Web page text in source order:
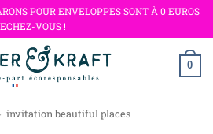
POUR ENVELOPPES SONT À 0 EUROS
VOUS !
0
invitation beautiful places